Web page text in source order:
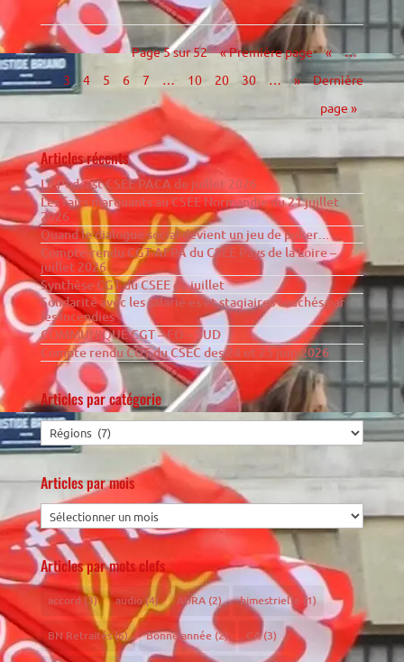
Page 5 sur 52 « Première page «
…
3
4 5 6 7 … 10 20 30 … »
Dernière
page »
Articles récents
Le Podcast CSEE PACA de juillet 2026
Les faits marquants au CSEE Normandie du 21 juillet
2026
Quand le dialogue social devient un jeu de poker…
Compte-rendu CGT-AFPA du CSEE Pays de la Loire –
juillet 2026
Synthèse CGT du CSEE de juillet
Solidarité avec les salarié·es et stagiaires touchés par
les incendies
COMMUNIQUÉ CGT – FO – SUD
Compte rendu CGT du CSEC des 24 et 25 juin 2026
Articles par catégorie
Articles par mois
Articles par mots clefs
accord(3) audio(4) AURA(2) bimestrielle (1)
BN Retraités(6) Bonne année(2) CA(3)